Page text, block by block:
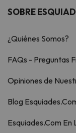
SOBRE
¿Quiénes Somos?
FAQs - Preguntas
Opiniones de
Blog
Esquiades.Com En